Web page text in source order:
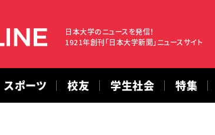
日本大学のニュースを発信！
1921年創刊「日本大学新聞」ニュースサイト
スポーツ 校友 学生社会 特集